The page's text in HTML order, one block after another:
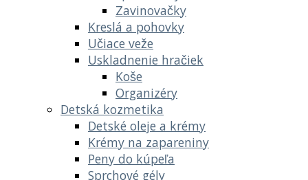
Zavinovačky
Kreslá a pohovky
Učiace veže
Uskladnenie hračiek
Koše
Organizéry
Detská kozmetika
Detské oleje a krémy
Krémy na zapareniny
Peny do kúpeľa
Sprchové gély